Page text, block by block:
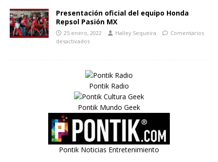
Presentación oficial del equipo Honda
Repsol Pasión MX
25 enero, 2022 Halley Sequeira
Comentarios
desactivados
Pontik Radio
Pontik Mundo Geek
Pontik Noticias Entretenimiento